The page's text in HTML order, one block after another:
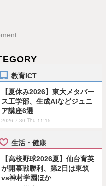
教育ICT
【夏休み2026】東大メタバー
ス工学部、生成AIなどジュニ
ア講座6選
2026.7.30 Thu 11:15
生活・健康
【高校野球2026夏】仙台育英
が開幕戦勝利、第2日は東筑
vs神村学園ほか